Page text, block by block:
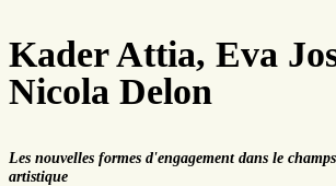
Kader Attia, Eva
Nicola Delon
Les nouvelles formes d'engagement dans le
artistique